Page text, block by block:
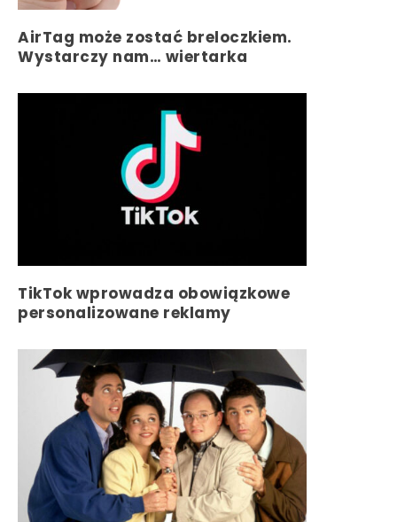
AirTag może zostać breloczkiem.
Wystarczy nam… wiertarka
TikTok wprowadza obowiązkowe
personalizowane reklamy